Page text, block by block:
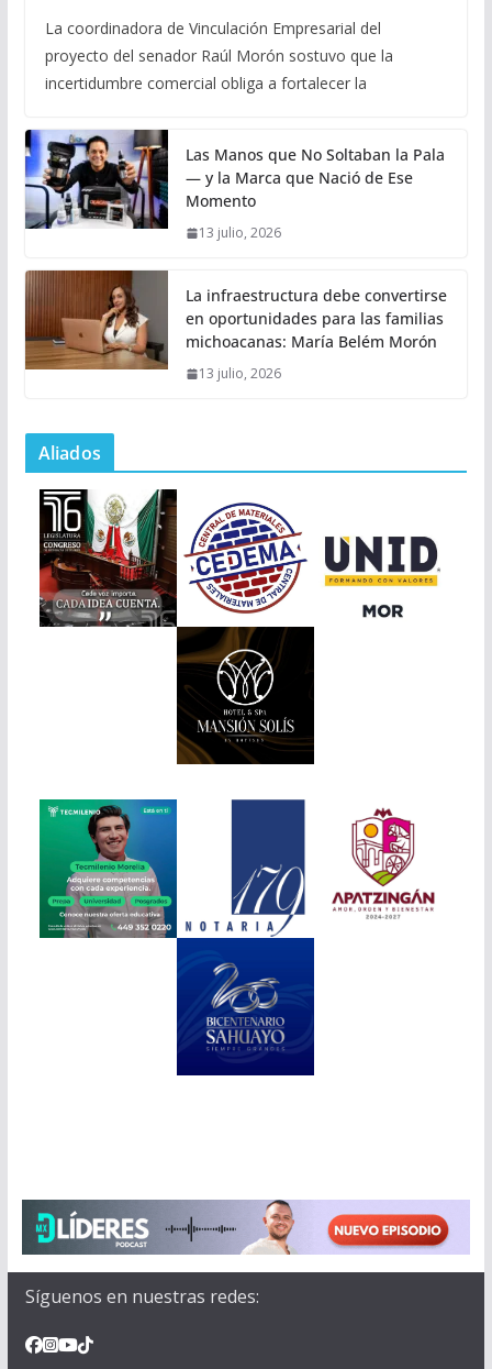
La coordinadora de Vinculación Empresarial del
proyecto del senador Raúl Morón sostuvo que la
incertidumbre comercial obliga a fortalecer la
Las Manos que No Soltaban la Pala
— y la Marca que Nació de Ese
Momento
13 julio, 2026
La infraestructura debe convertirse
en oportunidades para las familias
michoacanas: María Belém Morón
13 julio, 2026
Aliados
Síguenos en nuestras redes: